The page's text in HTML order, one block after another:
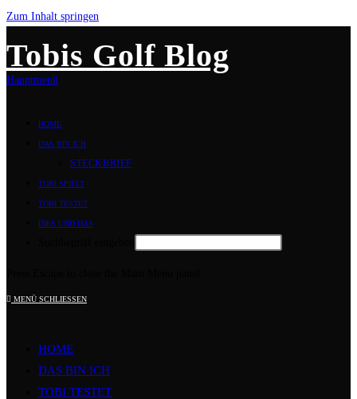
Zum Inhalt springen
Tobis Golf Blog
Hauptmenü
HOME
DAS BIN ICH
STECKBRIEF
TOBI SPIELT
TOBI TESTET
DIES UND DAS
MENÜ SCHLIESSEN
HOME
DAS BIN ICH
TOBI TESTET